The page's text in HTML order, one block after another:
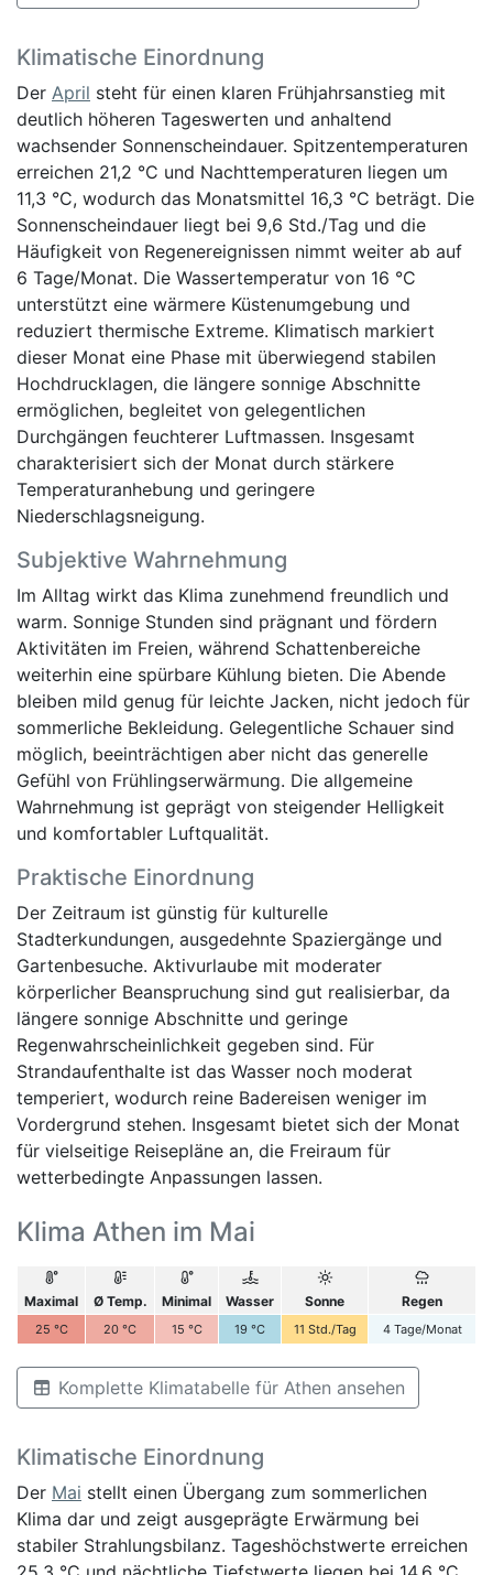
Klimatische Einordnung
Der April steht für einen klaren Frühjahrsanstieg mit
deutlich höheren Tageswerten und anhaltend
wachsender Sonnenscheindauer. Spitzentemperaturen
erreichen 21,2 °C und Nachttemperaturen liegen um
11,3 °C, wodurch das Monatsmittel 16,3 °C beträgt. Die
Sonnenscheindauer liegt bei 9,6 Std./Tag und die
Häufigkeit von Regenereignissen nimmt weiter ab auf
6 Tage/Monat. Die Wassertemperatur von 16 °C
unterstützt eine wärmere Küstenumgebung und
reduziert thermische Extreme. Klimatisch markiert
dieser Monat eine Phase mit überwiegend stabilen
Hochdrucklagen, die längere sonnige Abschnitte
ermöglichen, begleitet von gelegentlichen
Durchgängen feuchterer Luftmassen. Insgesamt
charakterisiert sich der Monat durch stärkere
Temperaturanhebung und geringere
Niederschlagsneigung.
Subjektive Wahrnehmung
Im Alltag wirkt das Klima zunehmend freundlich und
warm. Sonnige Stunden sind prägnant und fördern
Aktivitäten im Freien, während Schattenbereiche
weiterhin eine spürbare Kühlung bieten. Die Abende
bleiben mild genug für leichte Jacken, nicht jedoch für
sommerliche Bekleidung. Gelegentliche Schauer sind
möglich, beeinträchtigen aber nicht das generelle
Gefühl von Frühlingserwärmung. Die allgemeine
Wahrnehmung ist geprägt von steigender Helligkeit
und komfortabler Luftqualität.
Praktische Einordnung
Der Zeitraum ist günstig für kulturelle
Stadterkundungen, ausgedehnte Spaziergänge und
Gartenbesuche. Aktivurlaube mit moderater
körperlicher Beanspruchung sind gut realisierbar, da
längere sonnige Abschnitte und geringe
Regenwahrscheinlichkeit gegeben sind. Für
Strandaufenthalte ist das Wasser noch moderat
temperiert, wodurch reine Badereisen weniger im
Vordergrund stehen. Insgesamt bietet sich der Monat
für vielseitige Reisepläne an, die Freiraum für
wetterbedingte Anpassungen lassen.
Klima Athen im Mai
Maximal Ø Temp. Minimal Wasser Sonne Regen
25 °C 20 °C 15 °C 19 °C 11 Std./Tag 4 Tage/Monat
Komplette Klimatabelle für Athen ansehen
Klimatische Einordnung
Der Mai stellt einen Übergang zum sommerlichen
Klima dar und zeigt ausgeprägte Erwärmung bei
stabiler Strahlungsbilanz. Tageshöchstwerte erreichen